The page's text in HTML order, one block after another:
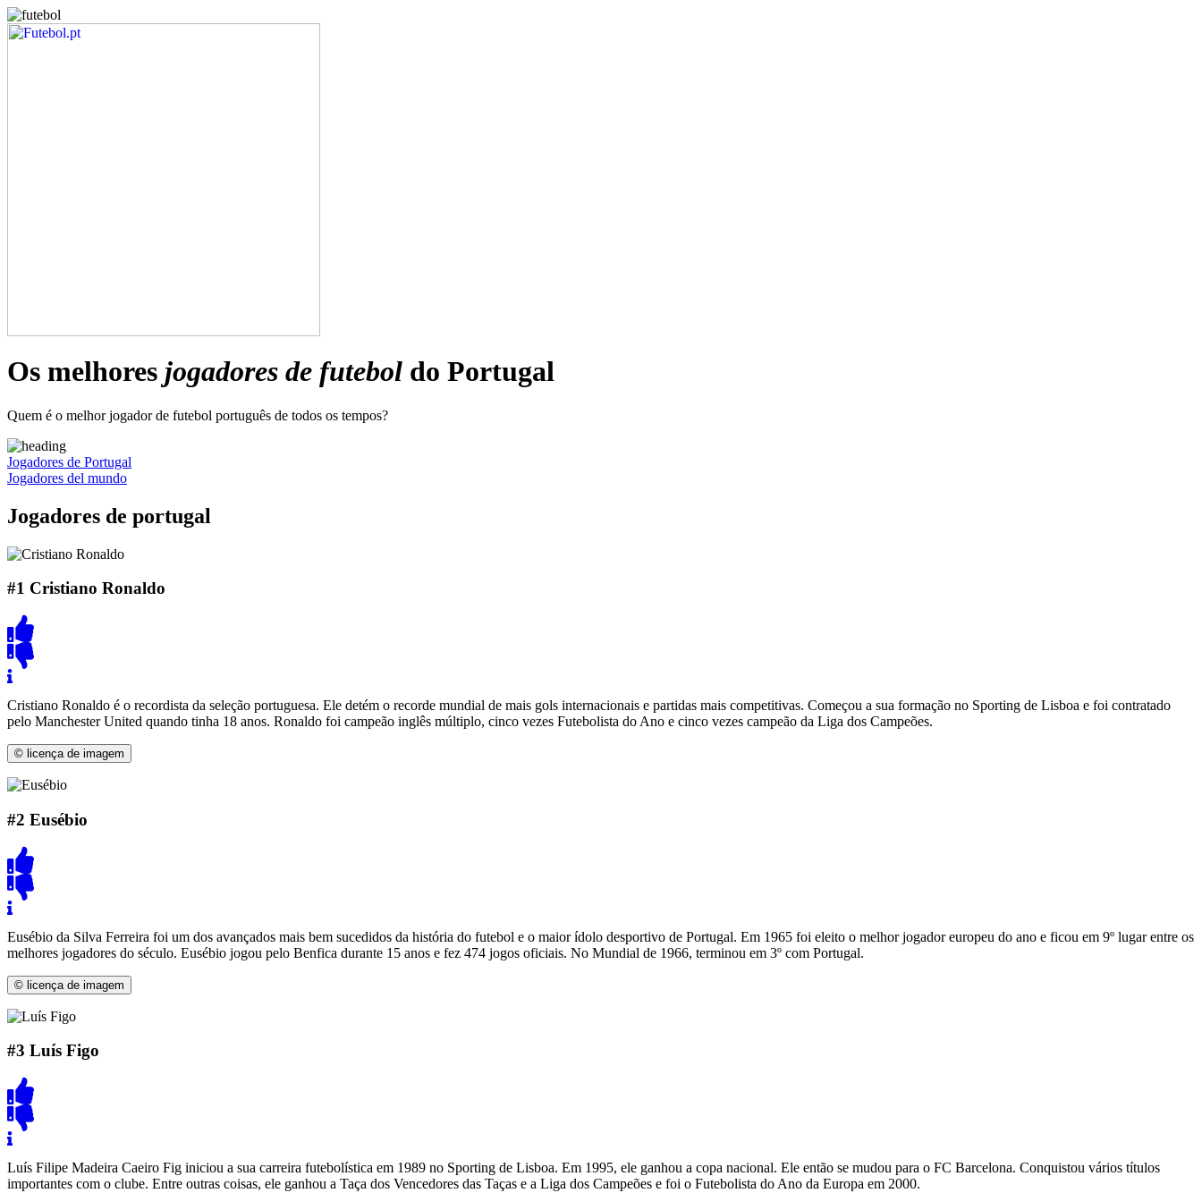
Os melhores jogadores de futebol do Portugal
Quem é o melhor jogador de futebol português de todos os tempos?
Jogadores de Portugal
Jogadores del mundo
Jogadores de portugal
#1 Cristiano Ronaldo
Cristiano Ronaldo é o recordista da seleção portuguesa. Ele detém o recorde mundial de mais gols internacionais e partidas mais competitivas. Começou a sua formação no Sporting de Lisboa e foi contratado
pelo Manchester United quando tinha 18 anos. Ronaldo foi campeão inglês múltiplo, cinco vezes Futebolista do Ano e cinco vezes campeão da Liga dos Campeões.
© licença de imagem
#2 Eusébio
Eusébio da Silva Ferreira foi um dos avançados mais bem sucedidos da história do futebol e o maior ídolo desportivo de Portugal. Em 1965 foi eleito o melhor jogador europeu do ano e ficou em 9º lugar entre os
melhores jogadores do século. Eusébio jogou pelo Benfica durante 15 anos e fez 474 jogos oficiais. No Mundial de 1966, terminou em 3º com Portugal.
© licença de imagem
#3 Luís Figo
Luís Filipe Madeira Caeiro Fig iniciou a sua carreira futebolística em 1989 no Sporting de Lisboa. Em 1995, ele ganhou a copa nacional. Ele então se mudou para o FC Barcelona. Conquistou vários títulos
importantes com o clube. Entre outras coisas, ele ganhou a Taça dos Vencedores das Taças e a Liga dos Campeões e foi o Futebolista do Ano da Europa em 2000.